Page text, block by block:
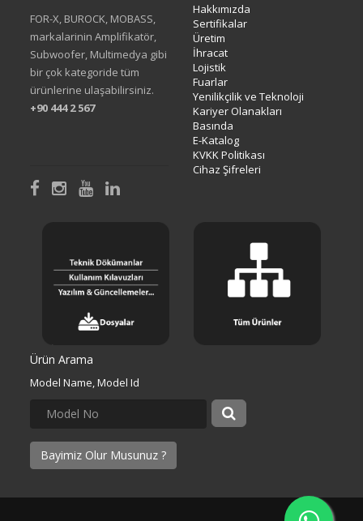
FOR-X, BUROCK, MOBASS,
markalarinin Amplifikatör,
Subwoofer, Multimedya gibi
bir çok kategoride tüm
ürünlerine ulaşabilirsiniz.
+90 444 2 567
Hakkımızda
Sertifikalar
Üretim
İhracat
Lojistik
Fuarlar
Yenilikçilik ve Teknoloji
Kariyer Olanakları
Basında
E-Katalog
KVKK Politikası
Cihaz Şifreleri
Ürün Arama
Model Name, Model Id
Bayimiz Olur Musunuz ?